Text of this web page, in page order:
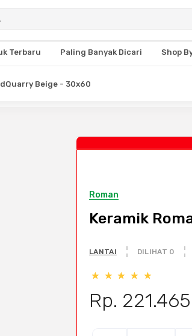
Terbaru Paling Banyak Dicari Shop
Beige - 30x60
Roman
Keramik
LANTAI DILIHAT 0
Rp. 221.465